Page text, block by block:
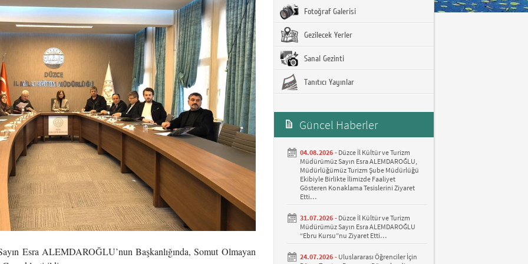
Esra ALEMDAROĞLU’nun Başkanlığında, Somut Olmayan
Fotoğraf Galerisi
Gezilecek Yerler
Sanal Gezinti
Tanıtıcı Yayınlar
Güncel Haberler
04.08.2026 - Düzce İl Kültür ve Turizm
Müdürümüz Sayın Esra ALEMDAROĞLU,
Müdürlüğümüz Turizm Şube Müdürlüğü
Ekibiyle Birlikte İlimizde Faaliyet
Gösteren Konaklama Tesislerini Ziyaret
Etti…
31.07.2026 - Düzce İl Kültür ve Turizm
Müdürümüz Sayın Esra ALEMDAROĞLU
“Ebru Kursu”nu Ziyaret Etti…
24.07.2026 - Uluslararası Öğrenciler İçin